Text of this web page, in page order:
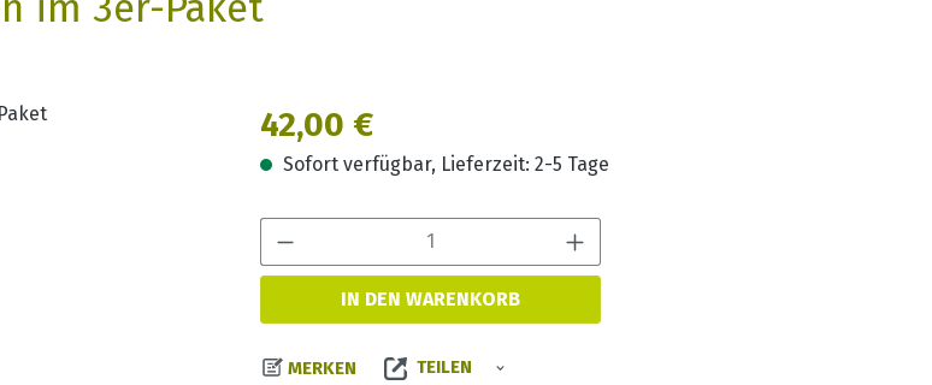
Regulärer Preis:
42,00 €
Sofort verfügbar, Lieferzeit: 2-5 Tage
IN DEN WARENKORB
MERKEN TEILEN